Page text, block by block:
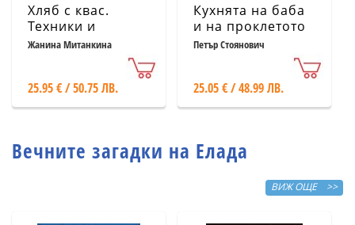
Хляб с квас.
Техники и
рецепти
Жанина Митанкина
25.95 € / 50.75 ЛВ.
Кухнята на баба
и на проклетото
й внуче
Петър Стоянович
25.05 € / 48.99 ЛВ.
Вечните загадки на Елада
ВИЖ ОЩЕ >>